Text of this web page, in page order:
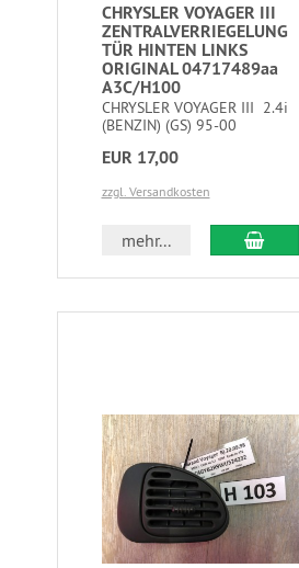
CHRYSLER VOYAGER III
ZENTRALVERRIEGELUNG
TÜR HINTEN LINKS
ORIGINAL 04717489aa
A3C/H100
CHRYSLER VOYAGER III 2.4i
(BENZIN) (GS) 95-00
EUR 17,00
zzgl. Versandkosten
mehr...